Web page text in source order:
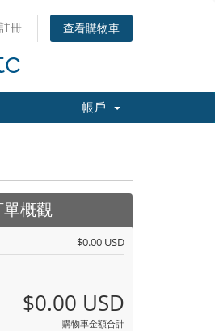
註冊 查看購物車
帳戶
單概觀
$0.00 USD
$0.00 USD
購物車金額合計